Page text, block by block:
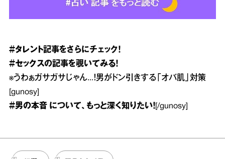
＃タレント記事をさらにチェック！
＃セックスの記事を覗いてみる！
※うわぁガサガサじゃん...！男がドン引きする「オバ肌」対策
[gunosy]
＃男の本音 について、もっと深く知りたい！ [/gunosy]